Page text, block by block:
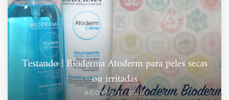
Testando | Bioderma Atoderm para peles secas
ou irritadas
AGOSTO 11, 2016